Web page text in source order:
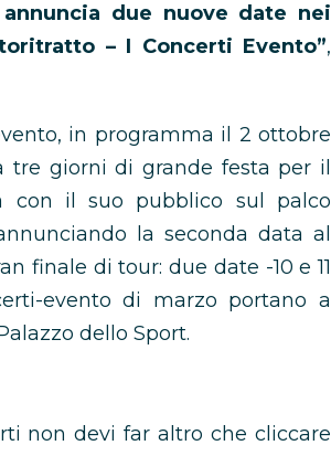
due nuove date nei
– I Concerti Evento”,
in programma il 2 ottobre
tre giorni di grande festa per il
con il suo pubblico sul palco
la seconda data al
finale di tour: due date -10 e 11
evento di marzo portano a
dello Sport.
non devi far altro che cliccare